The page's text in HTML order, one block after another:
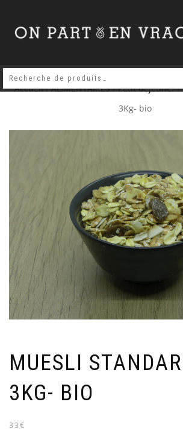
Accueil/ALIMENTAIRES/Petit déjeuner/
3Kg- bio
MUESLI
3KG- BIO
33€